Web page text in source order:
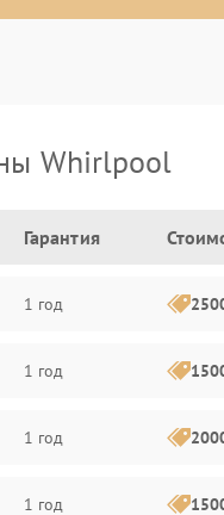
Whirlpool
Гарантия
1 год
1 год
1 год
1 год